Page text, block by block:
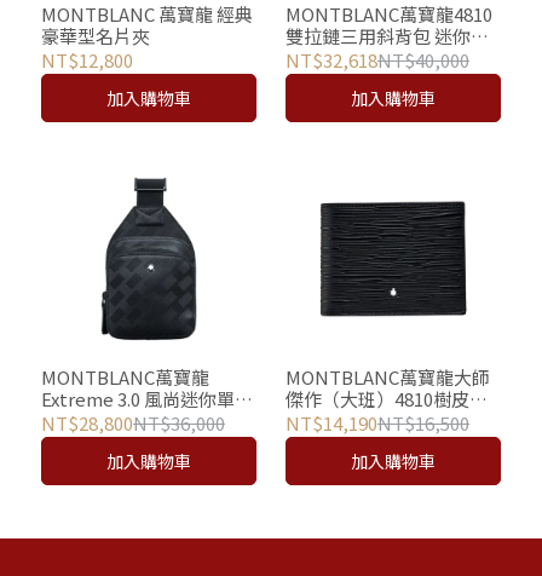
MONTBLANC 萬寶龍 經典
豪華型名片夾
NT$12,800
加入購物車
MONTBLANC萬寶龍4810
雙拉鏈三用斜背包 迷你包
(肩背/手拿/附掛)
NT$32,618NT$40,000
加入購物車
MONTBLANC萬寶龍
Extreme 3.0 風尚迷你單肩
包 / 胸包 (灰藍)
NT$28,800NT$36,000
加入購物車
MONTBLANC萬寶龍大師
傑作（大班）4810樹皮印
花6卡雙ID證件視窗短夾
NT$14,190NT$16,500
加入購物車